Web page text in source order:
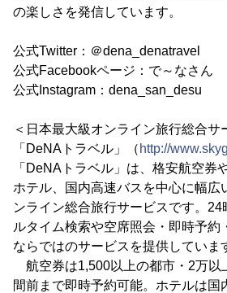
の楽しさを発信しています。
公式Twitter：＠dena_denatravel
公式Facebookページ：で～なさん
公式Instagram：dena_san_desu
＜日本最大級オンライン旅行総合サ
「DeNAトラベル」（ http://
「DeNAトラベル」は、格安航空券
ホテル、国内高速バスを中心に幅広
ンライン総合旅行サービスです。24
ルタイム検索や空席照会・即時予約
ならではのサービスを提供していま
航空券は1,500以上の都市・2万以
間前まで即時予約可能。ホテルは国